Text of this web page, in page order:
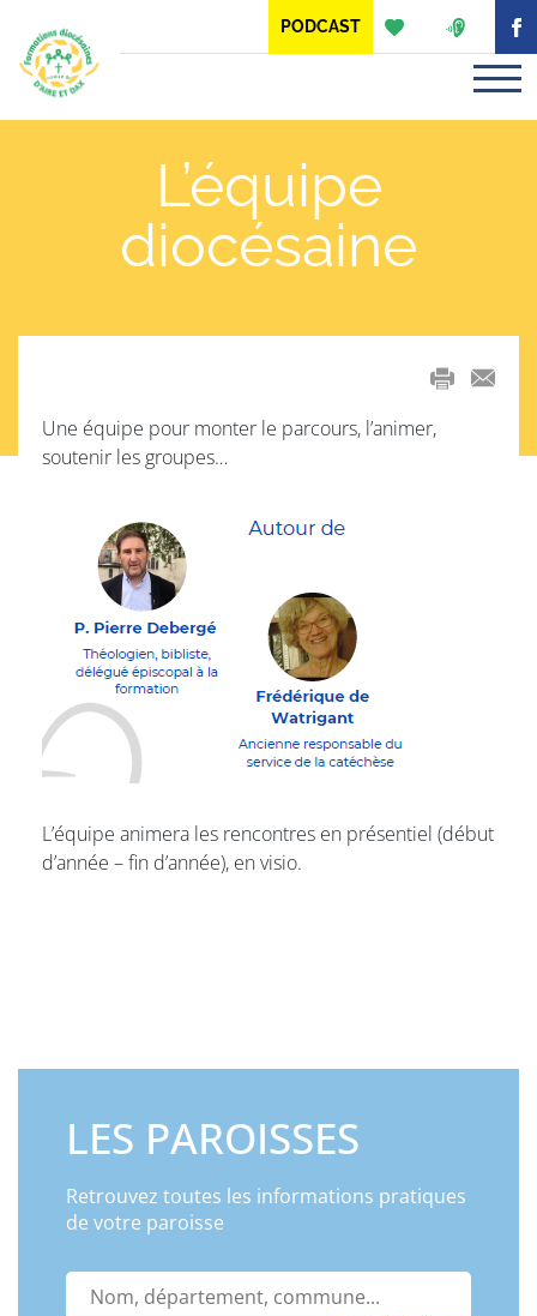
PODCAST
L’équipe
diocésaine
Une équipe pour monter le parcours, l’animer,
soutenir les groupes…
L’équipe animera les rencontres en présentiel (début
d’année – fin d’année), en visio.
LES PAROISSES
Retrouvez toutes les informations pratiques
de votre paroisse
Panneau de gestion des cookies